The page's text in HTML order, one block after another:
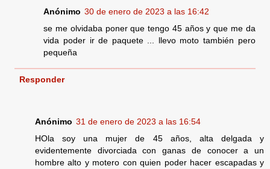
Anónimo 30 de enero de 2023 a las 16:42
se me olvidaba poner que tengo 45 años y que me da
vida poder ir de paquete ... llevo moto también pero
pequeña
Responder
Anónimo 31 de enero de 2023 a las 16:54
HOla soy una mujer de 45 años, alta delgada y
evidentemente divorciada con ganas de conocer a un
hombre alto y motero con quien poder hacer escapadas y